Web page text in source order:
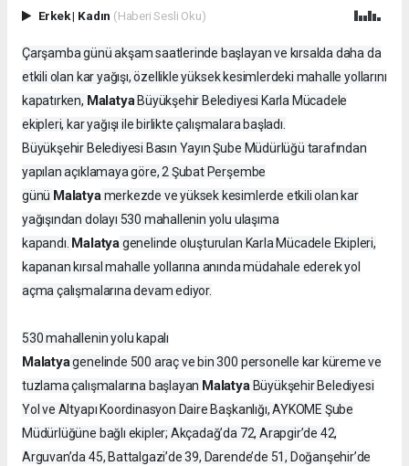
Erkek| Kadın (Haberi Sesli Oku)
Çarşamba günü akşam saatlerinde başlayan ve kırsalda daha da
etkili olan kar yağışı, özellikle yüksek kesimlerdeki mahalle yollarını
kapatırken, Malatya Büyükşehir Belediyesi Karla Mücadele
ekipleri, kar yağışı ile birlikte çalışmalara başladı.
Büyükşehir Belediyesi Basın Yayın Şube Müdürlüğü tarafından
yapılan açıklamaya göre, 2 Şubat Perşembe
günü Malatyamerkezde ve yüksek kesimlerde etkili olan kar
yağışından dolayı 530 mahallenin yolu ulaşıma
kapandı. Malatyagenelinde oluşturulan Karla Mücadele Ekipleri,
kapanan kırsal mahalle yollarına anında müdahale ederek yol
açma çalışmalarına devam ediyor.
530 mahallenin yolu kapalı
Malatyagenelinde 500 araç ve bin 300 personelle kar küreme ve
tuzlama çalışmalarına başlayan MalatyaBüyükşehir Belediyesi
Yol ve Altyapı Koordinasyon Daire Başkanlığı, AYKOME Şube
Müdürlüğüne bağlı ekipler; Akçadağ’da 72, Arapgir’de 42,
Arguvan’da 45, Battalgazi’de 39, Darende’de 51, Doğanşehir’de